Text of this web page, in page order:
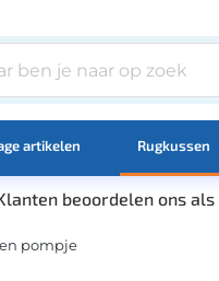
artikelen Rugkussen
beoordelen ons als
pompje